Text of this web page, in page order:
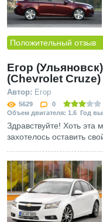
Положительный отзыв
Егор
(Chevrolet Cruze)
Автор: Егор
5629 0
Объем двигателя: 1.6 Год
Здравствуйте! Хоть
захотелось оставить